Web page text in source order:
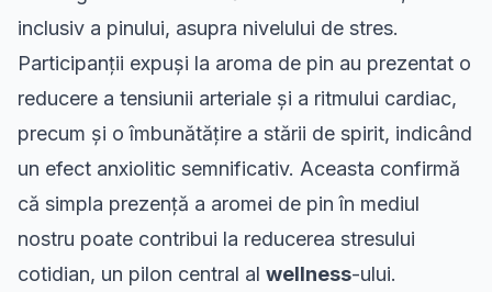
inclusiv a pinului, asupra nivelului de stres.
Participanții expuși la aroma de pin au prezentat o
reducere a tensiunii arteriale și a ritmului cardiac,
precum și o îmbunătățire a stării de spirit, indicând
un efect anxiolitic semnificativ. Aceasta confirmă
că simpla prezență a aromei de pin în mediul
nostru poate contribui la reducerea stresului
cotidian, un pilon central al wellness-ului.